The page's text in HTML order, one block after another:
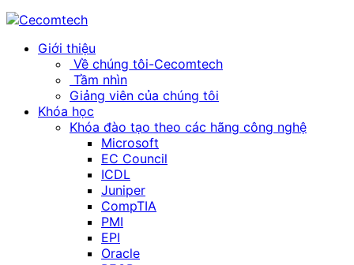
Giới thiệu
Về chúng tôi-Cecomtech
Tầm nhìn
Giảng viên của chúng tôi
Khóa học
Khóa đào tạo theo các hãng công nghệ
Microsoft
EC Council
ICDL
Juniper
CompTIA
PMI
EPI
Oracle